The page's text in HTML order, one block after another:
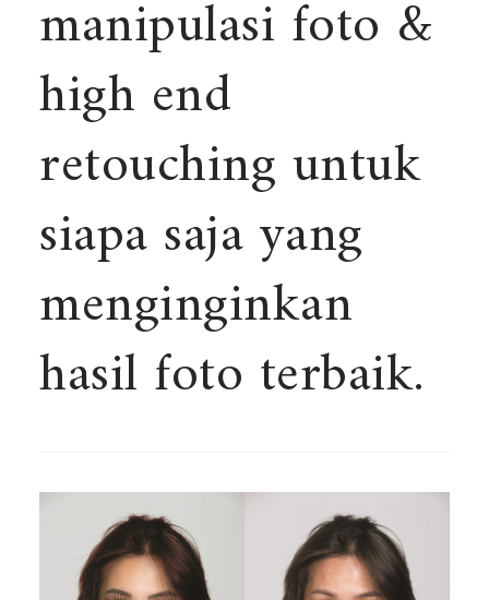
manipulasi foto &
high end
retouching untuk
siapa saja yang
menginginkan
hasil foto terbaik.